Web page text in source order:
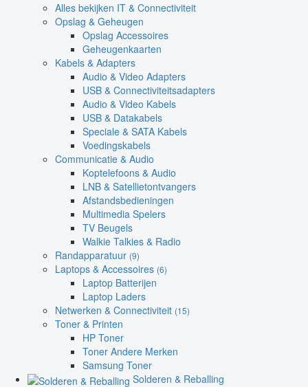
Alles bekijken IT & Connectiviteit
Opslag & Geheugen
Opslag Accessoires
Geheugenkaarten
Kabels & Adapters
Audio & Video Adapters
USB & Connectiviteitsadapters
Audio & Video Kabels
USB & Datakabels
Speciale & SATA Kabels
Voedingskabels
Communicatie & Audio
Koptelefoons & Audio
LNB & Satellietontvangers
Afstandsbedieningen
Multimedia Spelers
TV Beugels
Walkie Talkies & Radio
Randapparatuur (9)
Laptops & Accessoires (6)
Laptop Batterijen
Laptop Laders
Netwerken & Connectiviteit (15)
Toner & Printen
HP Toner
Toner Andere Merken
Samsung Toner
Solderen & Reballing